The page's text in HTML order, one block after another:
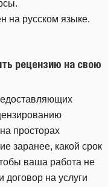
на русском языке.
рецензию на свою
просторах
заранее, какой срок
ваша работа не
договор на услуги